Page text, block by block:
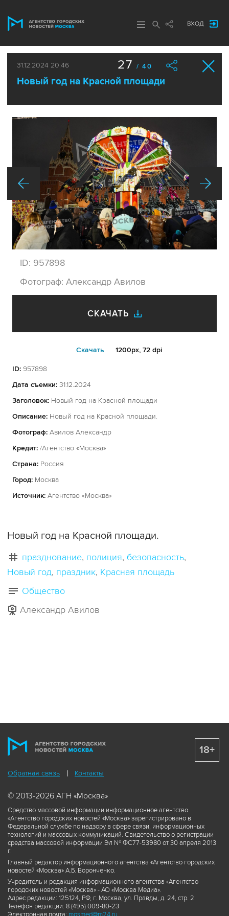
ВХОД
31.12.2024 20:46
Новый год на Красной площади
27 / 40
ID: 957898
Фотограф: Александр Авилов
СКАЧАТЬ
Cкачать 1200px, 72 dpi
ID: 957898
Дата съемки: 31.12.2024
Заголовок: Новый год на Красной площади
Описание: Новый год на Красной площади.
Фотограф: Авилов Александр
Кредит: /Агентство «Москва»
Страна: Россия
Город: Москва
Источник: Агентство «Москва»
Новый год на Красной площади.
празднование полиция безопасность
Новый год праздник Красная площадь
Общество
Александр Авилов
Обратная связь Контакты
© 2013-2026 АГН «Москва»
Средство массовой информации информационное агентство
«Агентство городских новостей «Москва» зарегистрировано в
Федеральной службе по надзору в сфере связи, информационных
технологий и массовых коммуникаций. Свидетельство о регистрации
средства массовой информации Эл № ФС77-53980 от 30 апреля 2013
г.
Главный редактор информационного агентства «Агентство городских
новостей «Москва» А.Б. Воронченко.
Учредитель и редакция информационного агентства «Агентство
городских новостей «Москва» - АО «Москва Медиа».
Адрес редакции: 125124, РФ, г. Москва, ул. Правды, д. 24, стр. 2
Телефон редакции: 8 (495) 009-80-23
18+